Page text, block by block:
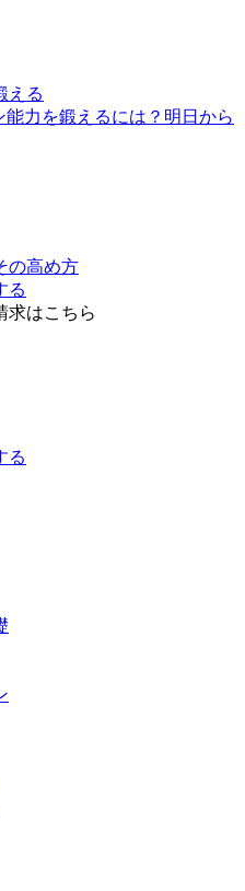
能力を鍛えるには？明日から
る
る